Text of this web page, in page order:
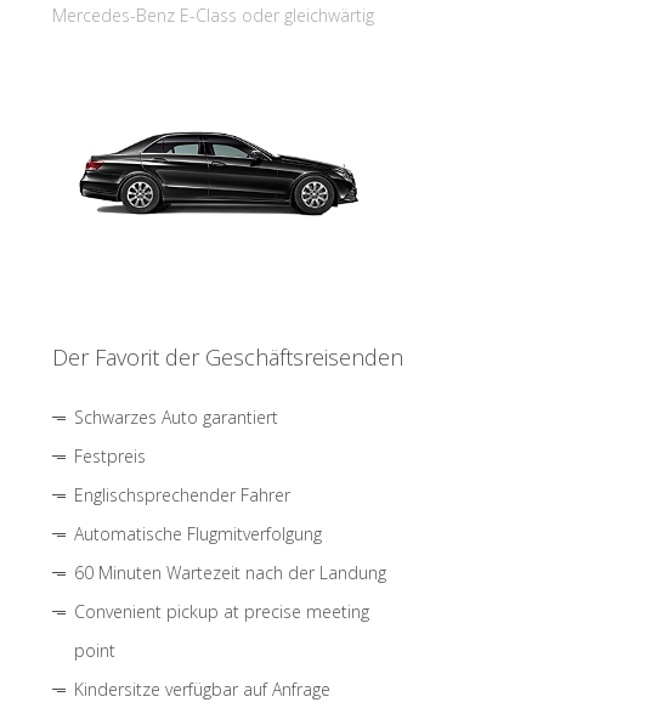
Mercedes-Benz E-Class oder gleichwärtig
Der Favorit der Geschäftsreisenden
Schwarzes Auto garantiert
Festpreis
Englischsprechender Fahrer
Automatische Flugmitverfolgung
60 Minuten Wartezeit nach der Landung
Convenient pickup at precise meeting
point
Kindersitze verfügbar auf Anfrage